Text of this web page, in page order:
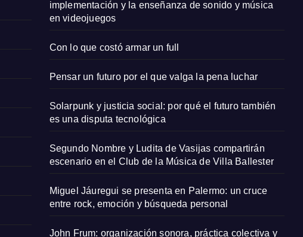
implementación y la enseñanza de sonido y música
en videojuegos
Con lo que costó armar un full
Pensar un futuro por el que valga la pena luchar
Solarpunk y justicia social: por qué el futuro también
es una disputa tecnológica
Segundo Nombre y Ludita de Vasijas compartirán
escenario en el Club de la Música de Villa Ballester
Miguel Jáuregui se presenta en Palermo: un cruce
entre rock, emoción y búsqueda personal
John Frum: organización sonora, práctica colectiva y